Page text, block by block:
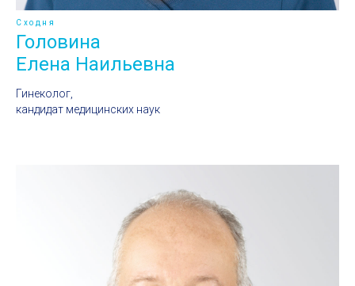
Сходня
Головина
Елена Наильевна
Гинеколог,
кандидат медицинских наук